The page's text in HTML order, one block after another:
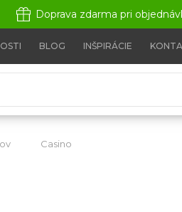
Doprava zdarma pri
BLOG INŠPIRÁCIE
Casino